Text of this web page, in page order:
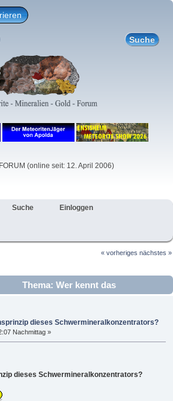
(online seit: 12. April 2006)
Suche Einloggen
« vorheriges nächstes »
Thema: Wer kennt das
Schwermineralkonzentrators?
dieses Schwermineralkonzentrators?
Nachmittag »
dieses Schwermineralkonzentrators?